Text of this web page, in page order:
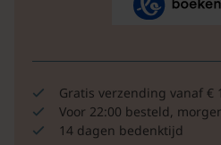
Gratis verzending vanaf €
Voor 22:00 besteld,
14 dagen bedenktijd